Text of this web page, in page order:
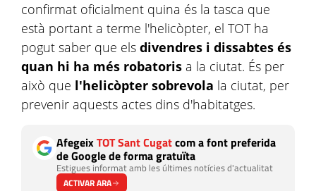
confirmat oficialment quina és la tasca que
està portant a terme l'helicòpter, el TOT ha
pogut saber que els divendres i dissabtes és
quan hi ha més robatoris a la ciutat. És per
això que l'helicòpter sobrevola la ciutat, per
prevenir aquests actes dins d'habitatges.
AfegeixTOT Sant Cugatcom a font preferida
de Google de forma gratuïta
Estigues informat amb les últimes notícies d'actualitat
ACTIVAR ARA